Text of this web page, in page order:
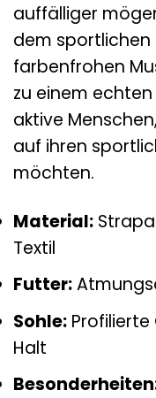
auffälliger
dem sportlichen
farbenfrohen
zu einem echten
aktive
auf ihren
möchten.
Material:
Textil
Futter:
Sohle:
Halt